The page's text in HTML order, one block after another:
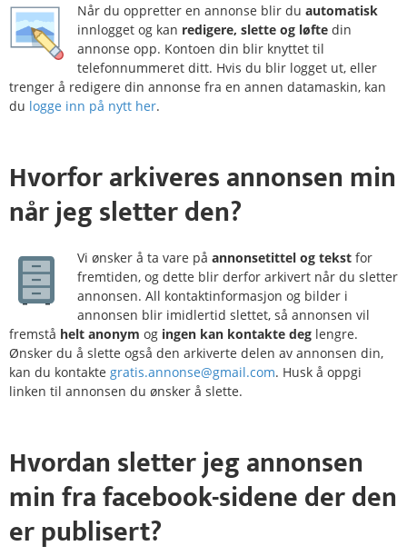
Når du oppretter en annonse blir du automatisk
innlogget og kan redigere, slette og løfte din
annonse opp. Kontoen din blir knyttet til
telefonnummeret ditt. Hvis du blir logget ut, eller
trenger å redigere din annonse fra en annen datamaskin, kan
du logge inn på nytt her.
Hvorforarkiveresannonsen min
når jeg sletter den?
Vi ønsker å ta vare på annonsetittel og tekst for
fremtiden, og dette blir derfor arkivert når du sletter
annonsen. All kontaktinformasjon og bilder i
annonsen blir imidlertid slettet, så annonsen vil
fremstå helt anonym og ingen kan kontakte deg lengre.
Ønsker du å slette også den arkiverte delen av annonsen din,
kan du kontakte gratis.annonse@gmail.com. Husk å oppgi
linken til annonsen du ønsker å slette.
Hvordan sletterjeg annonsen
min frafacebook-sideneder den
er publisert?